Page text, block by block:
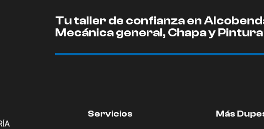
Tu taller de confianza en
Mecánica general, Chapa y
Servicios Más